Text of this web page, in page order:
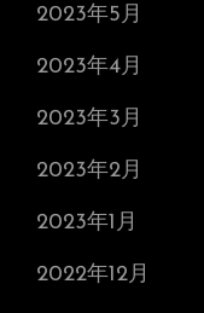
2023年5月
2023年4月
2023年3月
2023年2月
2023年1月
2022年12月